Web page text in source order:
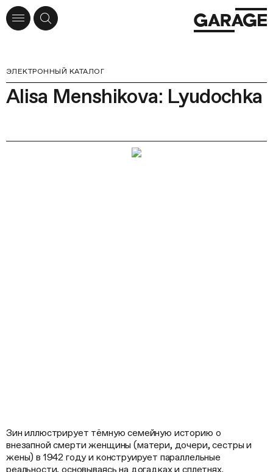
ЭЛЕКТРОННЫЙ КАТАЛОГ
Alisa Menshikova: Lyudochka
Зин иллюстрирует тёмную семейную историю о
внезапной смерти женщины (матери, дочери, сестры и
жены) в 1942 году и конструирует параллельные
реальности, основываясь на догадках и сплетнях.